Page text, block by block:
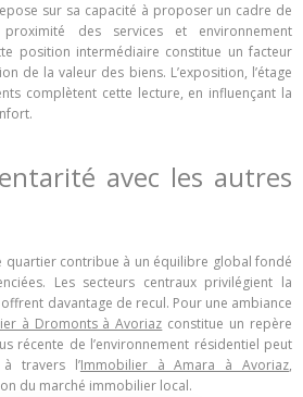
sur sa capacité à proposer un cadre de
des services et environnement
position intermédiaire constitue un facteur
de la valeur des biens. L’exposition, l’étage
complètent cette lecture, en influençant la
avec les autres
quartier contribue à un équilibre global fondé
Les secteurs centraux privilégient la
davantage de recul. Pour une ambiance
à Dromonts à Avoriaz constitue un repère
récente de l’environnement résidentiel peut
travers l’Immobilier à Amara à Avoriaz,
du marché immobilier local.